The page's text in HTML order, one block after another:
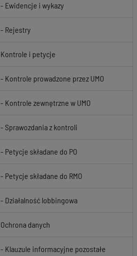
- Ewidencje i wykazy
- Rejestry
Kontrole i petycje
- Kontrole prowadzone przez UMO
- Kontrole zewnętrzne w UMO
- Sprawozdania z kontroli
- Petycje składane do PO
- Petycje składane do RMO
- Działalność lobbingowa
Ochrona danych
- Klauzule informacyjne pozostałe